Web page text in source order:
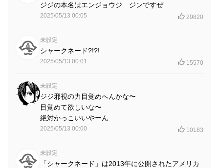
ジジの本名はエンジョウジ ジンですぜ
2025/05/13 00:05 20820
未設定
シャークネード?!?!
2025/05/13 00:01 15570
未設定
ジジ邪視の力目覚めへんかな〜
目覚めて欲しいな〜
絶対かっこいいやーん
2025/05/13 00:00 10183
未設定
「シャークネード」は2013年に公開されたアメリカ